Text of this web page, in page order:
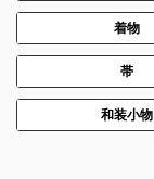
着物
帯
和装小物